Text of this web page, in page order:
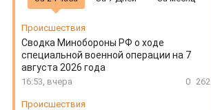
Происшествия
Сводка Минобороны РФ о ходе
специальной военной операции на 7
августа 2026 года
16:53, вчера 0 262
Происшествия